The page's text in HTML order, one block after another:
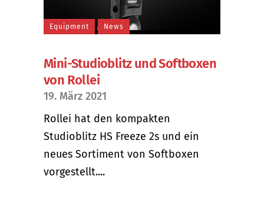
Equipment News
Mini-Studioblitz und Softboxen
von Rollei
19. März 2021
Rollei hat den kompakten
Studioblitz HS Freeze 2s und ein
neues Sortiment von Softboxen
vorgestellt....